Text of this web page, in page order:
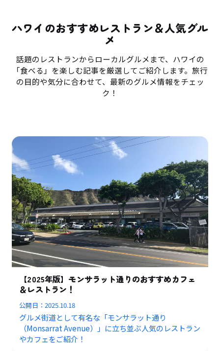
ハワイのおすすめレストラン＆人気グル
メ
話題のレストランからローカルグルメまで、ハワイの
「食べる」を楽しむ記事を厳選してご紹介します。旅行
の目的や気分に合わせて、最新のグルメ情報をチェッ
ク！
【2025年版】モンサラット通りのおすすめカフェ
＆レストラン！
公開日：2025.10.18
グルメ街道として有名な「モンサラット通り
（Monsarrat Avenue）」に立ち並ぶ人気のレストラン
やカフェをご紹介！